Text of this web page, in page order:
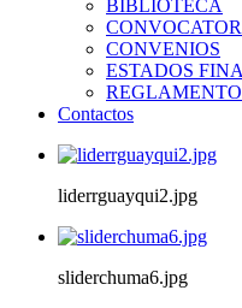
BIBLIOTECA
CONVENIOS
ESTADOS
Contactos
liderrguayqui2.jpg
sliderchuma6.jpg